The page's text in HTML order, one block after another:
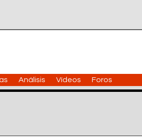
Análisis Vídeos Foros